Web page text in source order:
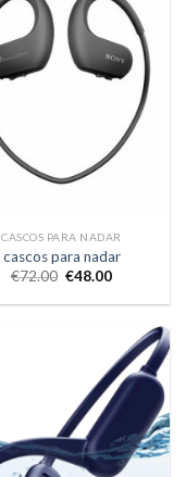
CASCOS PARA NADAR
cascos para nadar
€72.00 €48.00